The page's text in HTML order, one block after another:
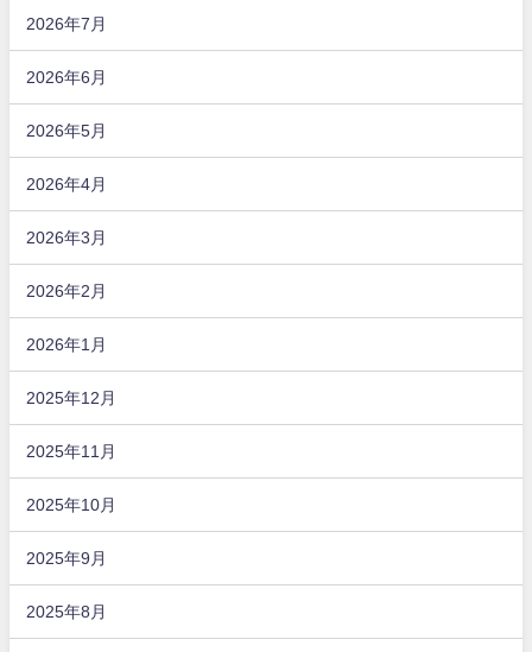
2026年7月
2026年6月
2026年5月
2026年4月
2026年3月
2026年2月
2026年1月
2025年12月
2025年11月
2025年10月
2025年9月
2025年8月